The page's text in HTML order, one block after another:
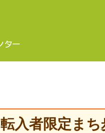
入者限定ま